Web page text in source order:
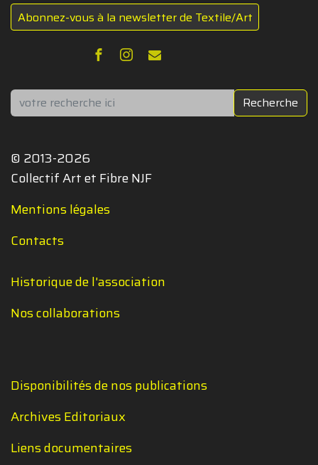
Abonnez-vous à la newsletter de Textile/Art
Rechercher Recherche
© 2013-2026
Collectif Art et Fibre NJF
Mentions légales
Contacts
Historique de l'association
Nos collaborations
Disponibilités de nos publications
Archives Editoriaux
Liens documentaires